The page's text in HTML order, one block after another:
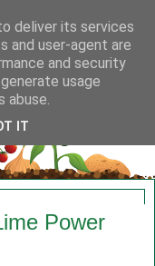
Power
deliver its services
and user-agent are
and security
usage
abuse.
IT